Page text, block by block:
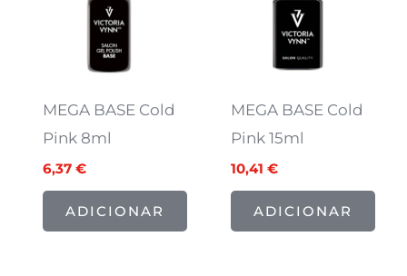
MEGA BASE Cold
Pink 8ml
6,37 €
ADICIONAR
MEGA BASE Cold
Pink 15ml
10,41€
ADICIONAR